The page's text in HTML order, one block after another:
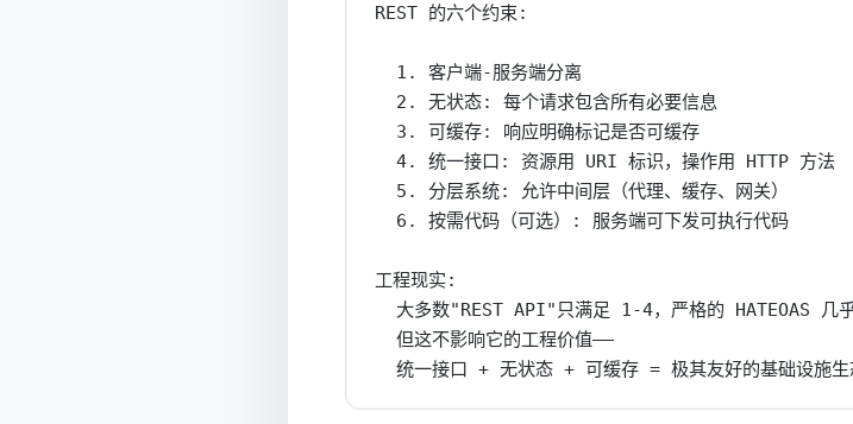
REST 的六个约束:
  1. 客户端-服务端分离
  2. 无状态: 每个请求包含所有必要信息
  3. 可缓存: 响应明确标记是否可缓存
  4. 统一接口: 资源用 URI 标识，操作用 HTTP 方法
  5. 分层系统: 允许中间层（代理、缓存、网关）
  6. 按需代码（可选）: 服务端可下发可执行代码
工程现实:
大多数"REST API"只满足 1-4，严格的 HATEOAS 几乎
  但这不影响它的工程价值——
统一接口 + 无状态 + 可缓存 = 极其友好的基础设施生